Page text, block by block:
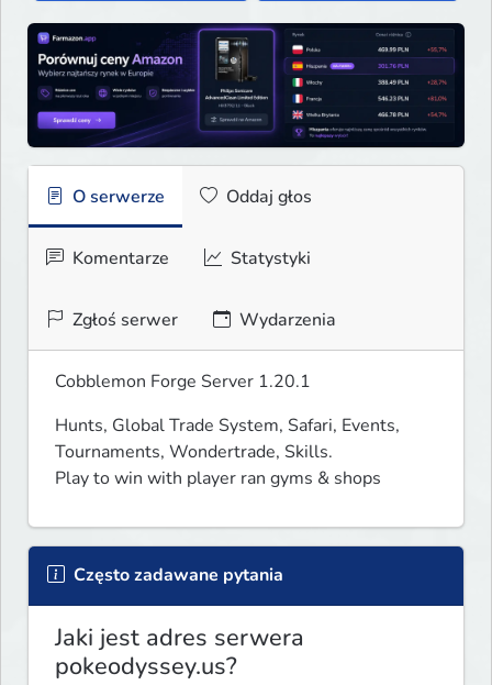
O serwerze Oddaj głos
Komentarze Statystyki
Zgłoś serwer Wydarzenia
Cobblemon Forge Server 1.20.1
Hunts, Global Trade System, Safari, Events,
Tournaments, Wondertrade, Skills.
Play to win with player ran gyms & shops
Często zadawane pytania
Jaki jest adres serwera
pokeodyssey.us?